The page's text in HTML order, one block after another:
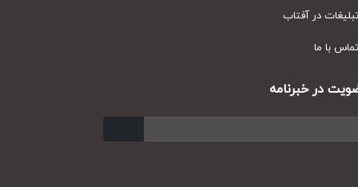
در آفتاب
با ما
در خبرنامه